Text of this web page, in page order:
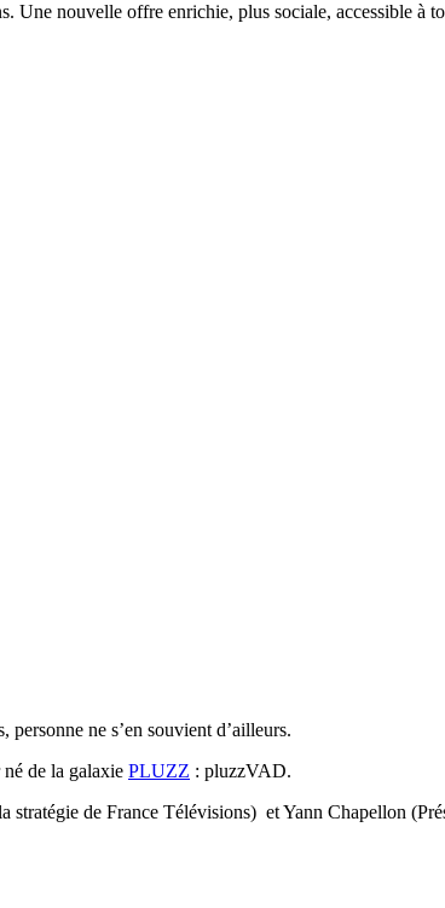
Une nouvelle offre enrichie, plus sociale, accessible à
ne s’en souvient d’ailleurs.
de la galaxie PLUZZ : pluzzVAD.
de France Télévisions) et Yann Chapellon